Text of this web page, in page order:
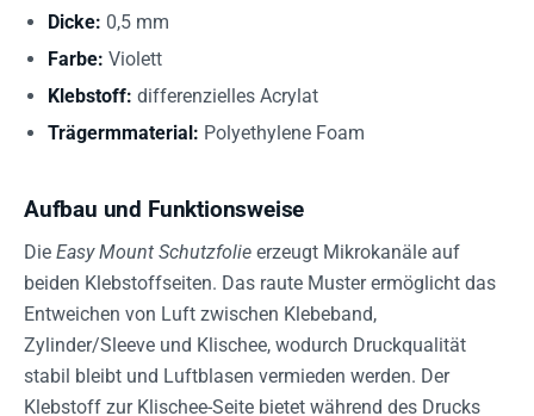
Dicke: 0,5 mm
Farbe: Violett
Klebstoff: differenzielles Acrylat
Trägermmaterial: Polyethylene Foam
Aufbau und Funktionsweise
Die Easy Mount Schutzfolie erzeugt Mikrokanäle auf
beiden Klebstoffseiten. Das raute Muster ermöglicht das
Entweichen von Luft zwischen Klebeband,
Zylinder/Sleeve und Klischee, wodurch Druckqualität
stabil bleibt und Luftblasen vermieden werden. Der
Klebstoff zur Klischee-Seite bietet während des Drucks